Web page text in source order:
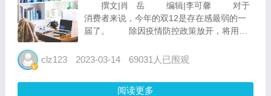
撰文|肖 岳 编辑|李可馨 对于
消费者来说，今年的双12是存在感最弱的一
届了。 除因疫情防控政策放开，将用户
与传统电商平台在双12造势上的克制有关，
clz123 2023-03-14 69031人已围观
阅读更多